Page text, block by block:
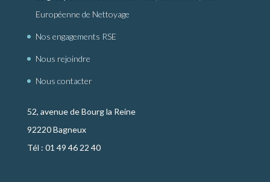
Européenne de Nettoyage
Nos engagements RSE
Nous rejoindre
Nous contacter
52, avenue de Bourg la Reine
92220 Bagneux
Tél : 01 49 46 22 40